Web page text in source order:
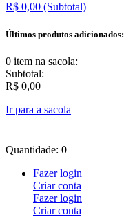
R$ 0,00 (Subtotal)
Últimos produtos adicionados:
0 item na sacola:
Subtotal:
R$ 0,00
Ir para a sacola
Quantidade: 0
Fazer login
Criar conta
Fazer login
Criar conta